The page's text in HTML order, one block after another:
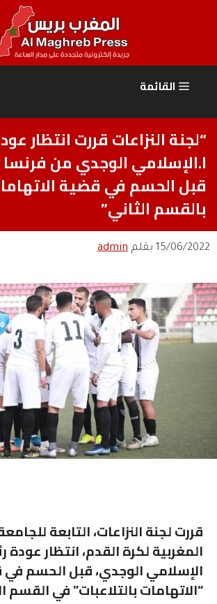
القائمة
“لجنة النزاعات قررت انتظار
ا.الإسلامي الوجدي من فرنسا
قبل الحسم في قضية
بالقسم الثاني”
15/06/2022 بقلم admin
قررت لجنة النزاعات، التابعة
المغربية لكرة القدم، انتظار عودة
الإسلامي الوجدي، قبل الحسم
“الاتهامات بالتلاعبات” في القسم